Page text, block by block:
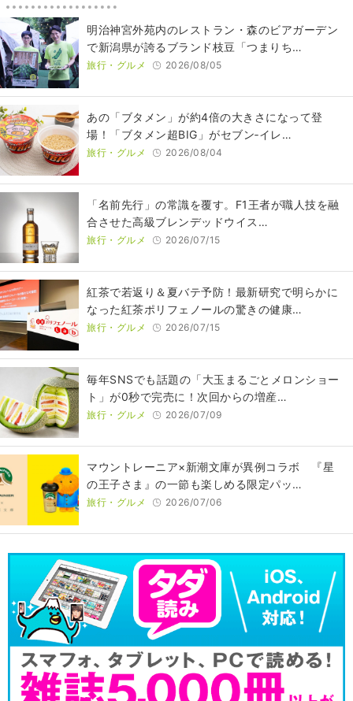
明治神宮外苑内のレストラン・森のビアガーデン
で新潟県が誇るブランド枝豆「つまりち…
旅行・グルメ 2026/08/05
あの「ブタメン」が約4倍の大きさになって登
場！「ブタメン超BIG」がセブン‐イレ…
旅行・グルメ 2026/08/04
​​「名前先行」の常識を覆す。F1王者が職人技を融
合させた高級ブレンデッドウイス…
旅行・グルメ 2026/07/15
紅茶で若返り＆夏バテ予防！最新研究で明らかに
なった紅茶ポリフェノールの驚きの健康…
旅行・グルメ 2026/07/15
毎年SNSでも話題の「大玉まるごとメロンショー
ト」が0秒で完売に！次回からの増産…
旅行・グルメ 2026/07/09
マウントレーニア×新潮文庫が異例コラボ 『星
の王子さま』の一節も楽しめる限定パッ…
旅行・グルメ 2026/07/06